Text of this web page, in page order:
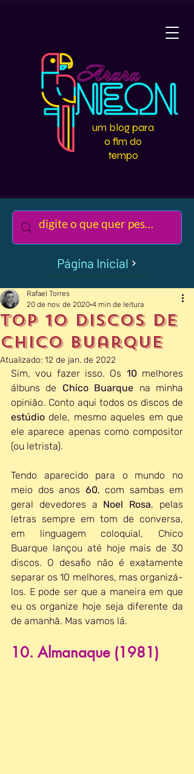
um blog para
o fim do
tempo
Página Inicial
Top 10 discos de
Chico Buarque
Rafael Torres
20 de nov. de 2020 4 min de leitura
Atualizado: 12 de jan. de 2022
Sim, vou fazer isso. Os 10 melhores
álbuns de Chico Buarque na minha
estúdio dele, mesmo aqueles em que
ele aparece apenas como compositor
(ou letrista).
Tendo aparecido para o mundo no
meio dos anos 60, com sambas em
geral devedores a Noel Rosa, pelas
letras sempre em tom de conversa,
em linguagem coloquial, Chico
Buarque lançou até hoje mais de 30
discos. O desafio não é exatamente
separar os 10 melhores, mas organizá-
los. E pode ser que a maneira em que
eu os organize hoje seja diferente da
de amanhã. Mas vamos lá.
10. Almanaque (1981)